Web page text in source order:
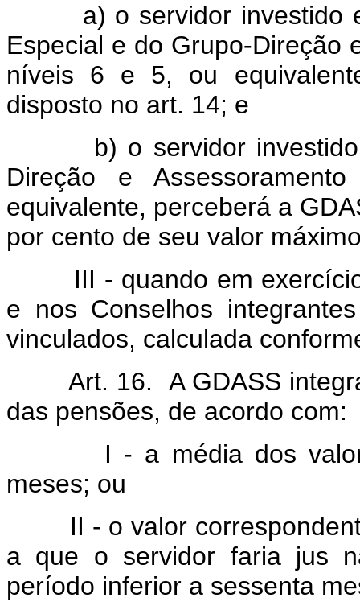
a) o servidor investido
Especial e do Grupo-Direção
níveis 6 e 5, ou
disposto no art. 14; e
b) o servidor investido
Direção e
equivalente, perceberá a
por cento de seu valor
III - quando em exercício
e nos Conselhos
vinculados, calculada
Art. 16. A GDASS
das pensões, de acordo com:
I - a média dos valores
meses; ou
II - o valor
a que o servidor faria jus
período inferior a sessenta